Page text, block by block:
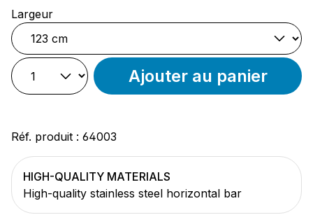
Sélectionnez
Largeur
Ajouter au panier
Réf. produit : 64003
HIGH-QUALITY MATERIALS
High-quality stainless steel horizontal bar